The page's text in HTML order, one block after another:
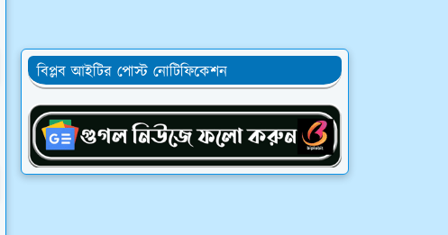
বিপ্লব আইটির পোস্ট নোটিফিকেশন